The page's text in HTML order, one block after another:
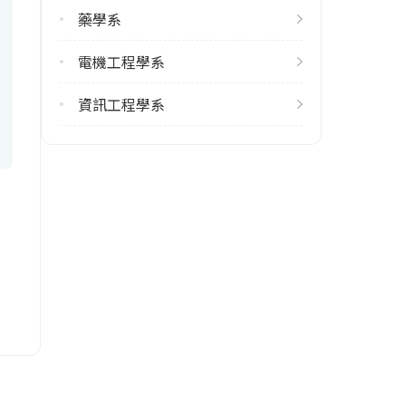
雙主修人數
113學年度上學期
27
藥學系
電機工程學系
資訊工程學系